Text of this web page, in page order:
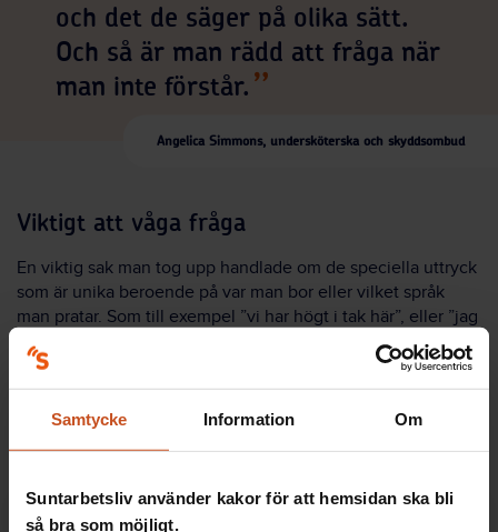
Samtycke Information Om
Suntarbetsliv använder kakor för att hemsidan ska bli
så bra som möjligt.
och det de säger på olika sätt.
Och så är man rädd att fråga när
man inte förstår.
Angelica Simmons, undersköterska och skyddsombud
Viktigt att våga fråga
En viktig sak man tog upp handlade om de speciella uttryck
som är unika beroende på var man bor eller vilket språk
man pratar. Som till exempel ”vi har högt i tak här”, eller ”jag
kan inte svara på rak arm”. Vilket kan vara helt obegripligt
för någon som inte har svenska som förstaspråk.
– Det behöver man tänka på och förklara. Men det är också
viktigt att den som inte förstår vågar fråga vad som menas,
säger Angelica Holmström.
Språkutveckling - så gick arbetet till